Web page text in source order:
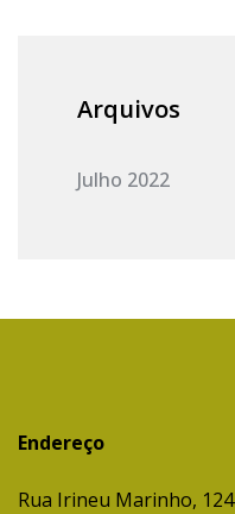
Arquivos
Julho 2022
Endereço
Rua Irineu Marinho, 124